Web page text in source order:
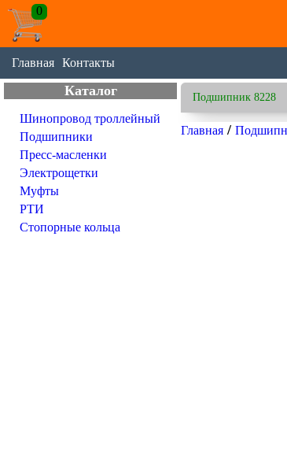
0
Главная Контакты
Каталог
Шинопровод троллейный
Подшипники
Пресс-масленки
Электрощетки
Муфты
РТИ
Стопорные кольца
Подшипник 8228
Главная /